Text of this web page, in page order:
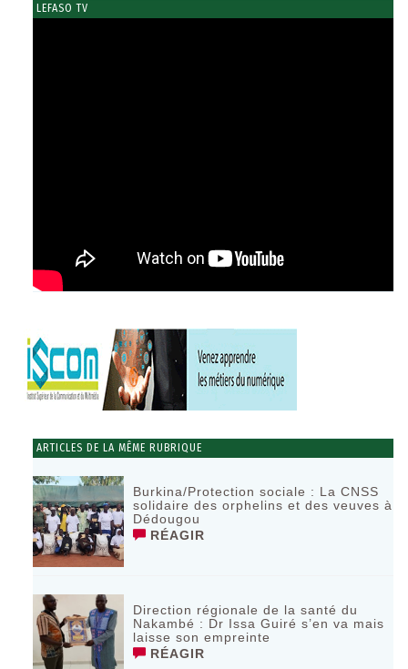
LEFASO TV
ARTICLES DE LA MÊME RUBRIQUE
Burkina/Protection sociale : La CNSS
solidaire des orphelins et des veuves à
Dédougou
RÉAGIR
Direction régionale de la santé du
Nakambé : Dr Issa Guiré s’en va mais
laisse son empreinte
RÉAGIR